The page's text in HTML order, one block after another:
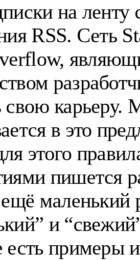
на ленту
RSS. Сеть
свою
в это
этого
пишется
ещё
и
есть примеры